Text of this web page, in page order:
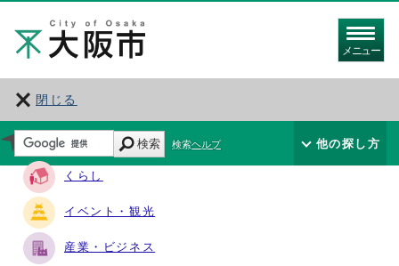
メニュー
閉じる
サイト・ナビ
くらし
イベント・観光
産業・ビジネス
検索 検索ヘルプ 他の探し方